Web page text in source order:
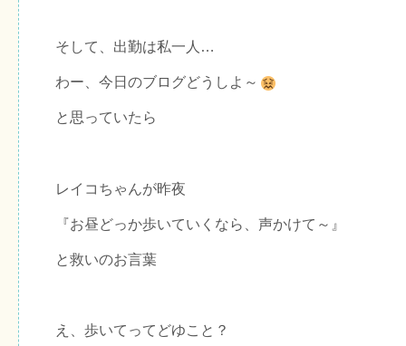
そして、出勤は私一人…
わー、今日のブログどうしよ～
と思っていたら
レイコちゃんが昨夜
『お昼どっか歩いていくなら、声かけて～』
と救いのお言葉
え、歩いてってどゆこと？